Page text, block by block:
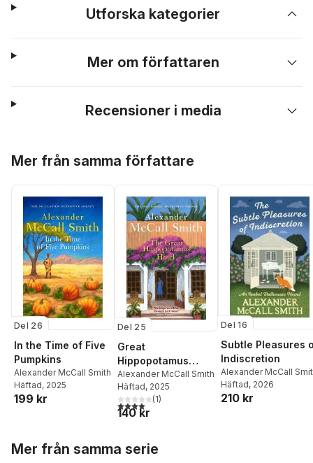
Utforska kategorier
Mer om författaren
Recensioner i media
Mer från samma författare
Del 26
In the Time of Five
Pumpkins
Alexander McCall Smith
Häftad, 2025
199 kr
Del 25
Great
Hippopotamus
Hotel
Alexander McCall Smith
Häftad, 2025
4,0utav 5 stjärnor. Totalt antal röster:
(1)
140 kr
Del 16
Subtle Pleasures
Indiscretion
Alexander McCall
Häftad, 2026
210 kr
Mer från samma serie